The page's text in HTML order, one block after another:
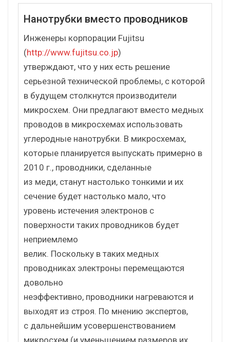
Нанотрубки вместо проводников
Инженеры корпорации Fujitsu
(http://www.fujitsu.co.jp)
утверждают, что у них есть решение
серьезной технической проблемы, с которой
в будущем столкнутся производители
микросхем. Они предлагают вместо медных
проводов в микросхемах использовать
углеродные нанотрубки. В микросхемах,
которые планируется выпускать примерно в
2010 г., проводники, сделанные
из меди, станут настолько тонкими и их
сечение будет настолько мало, что
уровень истечения электронов с
поверхности таких проводников будет
неприемлемо
велик. Поскольку в таких медных
проводниках электроны перемещаются
довольно
неэффективно, проводники нагреваются и
выходят из строя. По мнению экспертов,
с дальнейшим усовершенствованием
микросхем (и уменьшением размеров их